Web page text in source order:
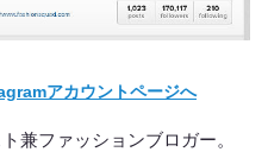
アカウントページへ
兼ファッションブロガー。